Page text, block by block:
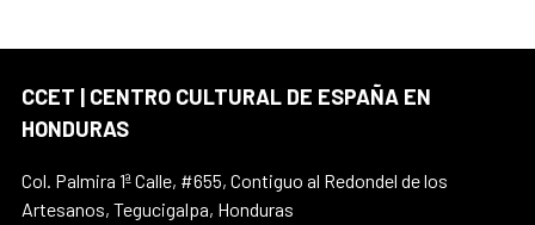
CCET | CENTRO CULTURAL DE ESPAÑA EN
HONDURAS
Col. Palmira 1ª Calle, #655, Contiguo al Redondel de los
Artesanos, Tegucigalpa, Honduras